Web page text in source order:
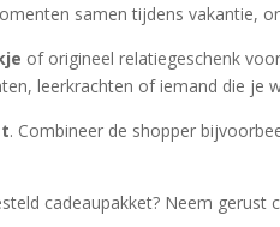
samen tijdens vakantie,
of origineel relatiegeschenk
leerkrachten of iemand die je
. Combineer de shopper
cadeaupakket? Neem gerust